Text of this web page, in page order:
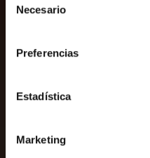
Necesario
Preferencias
Estadística
Marketing